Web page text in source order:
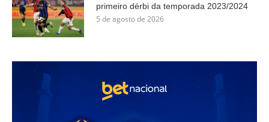
primeiro dérbi da temporada 2023/2024
5 de agosto de 2026